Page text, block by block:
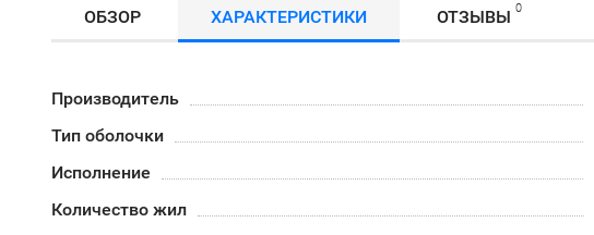
ОБЗОР ХАРАКТЕРИСТИКИ ОТЗЫВЫ 0
Производитель
Тип оболочки
Исполнение
Количество жил